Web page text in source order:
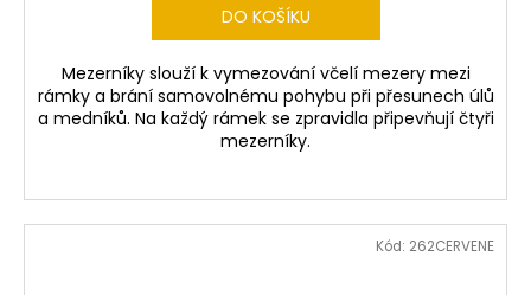
DO KOŠÍKU
Mezerníky slouží k vymezování včelí mezery mezi
rámky a brání samovolnému pohybu při přesunech úlů
a medníků. Na každý rámek se zpravidla připevňují čtyři
mezerníky.
Kód: 262CERVENE